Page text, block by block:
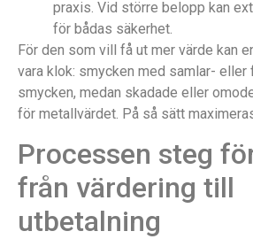
praxis. Vid större belopp kan
för bådas säkerhet.
För den som vill få ut mer värde kan
vara klok: smycken med samlar-
smycken, medan skadade eller
för metallvärdet. På så sätt
Processen steg
från värdering till
utbetalning